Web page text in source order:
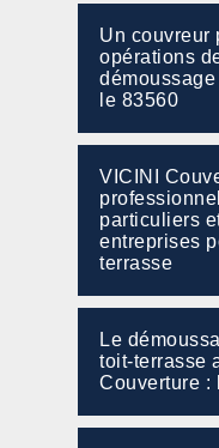
Un couvreur
opérations
le 83560
VICINI
particuliers
entreprises
terrasse
Le
toit-terrasse
Couverture :